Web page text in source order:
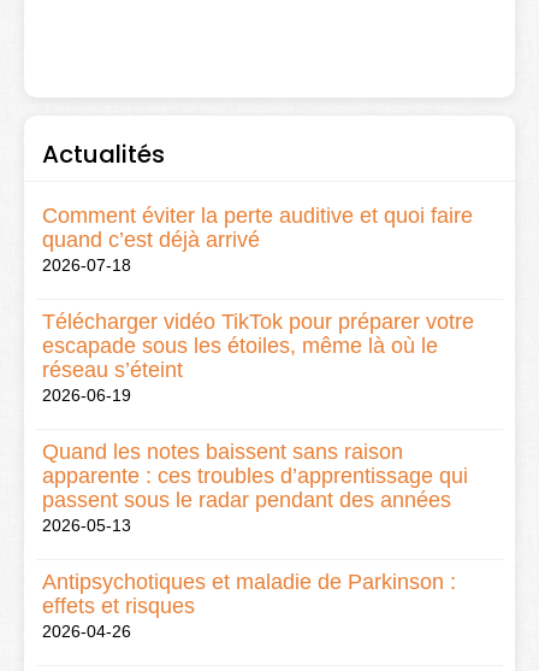
Actualités
Comment éviter la perte auditive et quoi faire
quand c’est déjà arrivé
2026-07-18
Télécharger vidéo TikTok pour préparer votre
escapade sous les étoiles, même là où le
réseau s’éteint
2026-06-19
Quand les notes baissent sans raison
apparente : ces troubles d’apprentissage qui
passent sous le radar pendant des années
2026-05-13
Antipsychotiques et maladie de Parkinson :
effets et risques
2026-04-26